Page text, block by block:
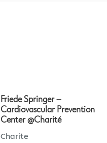
Friede Springer –
Cardiovascular Prevention
Center @Charité
Charite